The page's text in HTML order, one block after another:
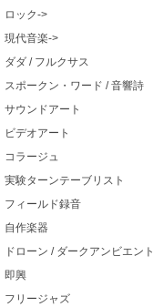
ロック->
現代音楽->
ダダ / フルクサス
スポークン・ワード / 音響詩
サウンドアート
ビデオアート
コラージュ
実験ターンテーブリスト
フィールド録音
自作楽器
ドローン / ダークアンビエント
即興
フリージャズ